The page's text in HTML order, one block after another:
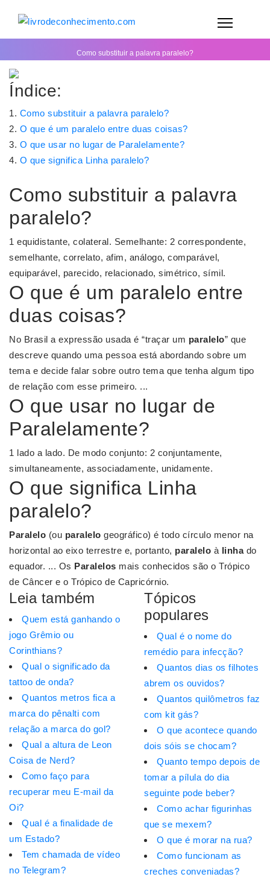
Como substituir a palavra paralelo?
Índice:
Como substituir a palavra paralelo?
O que é um paralelo entre duas coisas?
O que usar no lugar de Paralelamente?
O que significa Linha paralelo?
Como substituir a palavra
paralelo?
1 equidistante, colateral. Semelhante: 2 correspondente,
semelhante, correlato, afim, análogo, comparável,
equiparável, parecido, relacionado, simétrico, símil.
O que é um paralelo entre
duas coisas?
No Brasil a expressão usada é “traçar um paralelo” que
descreve quando uma pessoa está abordando sobre um
tema e decide falar sobre outro tema que tenha algum tipo
de relação com esse primeiro. ...
O que usar no lugar de
Paralelamente?
1 lado a lado. De modo conjunto: 2 conjuntamente,
simultaneamente, associadamente, unidamente.
O que significa Linha
paralelo?
Paralelo (ou paralelo geográfico) é todo círculo menor na
horizontal ao eixo terrestre e, portanto, paralelo à linhado
equador. ... Os Paralelos mais conhecidos são o Trópico
de Câncer e o Trópico de Capricórnio.
Leia também
Quem está ganhando o
jogo Grêmio ou
Corinthians?
Qual o significado da
tattoo de onda?
Quantos metros fica a
marca do pênalti com
relação a marca do gol?
Qual a altura de Leon
Coisa de Nerd?
Como faço para
recuperar meu E-mail da
Oi?
Qual é a finalidade de
um Estado?
Tem chamada de vídeo
no Telegram?
Tópicos
populares
Qual é o nome do
remédio para infecção?
Quantos dias os filhotes
abrem os ouvidos?
Quantos quilômetros faz
com kit gás?
O que acontece quando
dois sóis se chocam?
Quanto tempo depois de
tomar a pílula do dia
seguinte pode beber?
Como achar figurinhas
que se mexem?
O que é morar na rua?
Como funcionam as
creches conveniadas?